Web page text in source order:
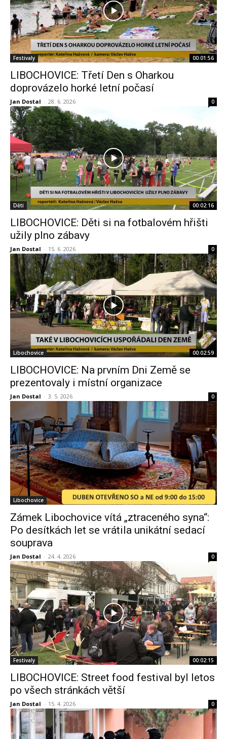
Festivaly 00:01:56
LIBOCHOVICE: Třetí Den s Oharkou
doprovázelo horké letní počasí
Jan Dostal - 28. 6. 2026 0
Děti 00:02:16
LIBOCHOVICE: Děti si na fotbalovém hřišti
užily plno zábavy
Jan Dostal - 15. 6. 2026 0
Libochovice 00:02:59
LIBOCHOVICE: Na prvním Dni Země se
prezentovaly i místní organizace
Jan Dostal - 3. 5. 2026 0
Libochovice
Zámek Libochovice vítá „ztraceného syna“:
Po desítkách let se vrátila unikátní sedací
souprava
Jan Dostal - 24. 4. 2026 0
Festivaly 00:02:15
LIBOCHOVICE: Street food festival byl letos
po všech stránkách větší
Jan Dostal - 15. 4. 2026 0